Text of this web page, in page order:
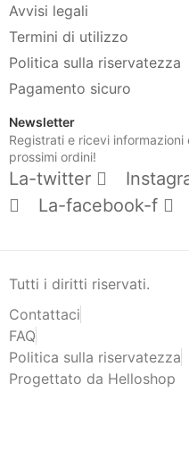
Avvisi legali
Termini di utilizzo
Politica sulla riservatezza
Pagamento sicuro
Newsletter
Registrati e ricevi
prossimi ordini!
La-twitter
La-facebook-f
Tutti i diritti riservati.
Contattaci
FAQ
Politica sulla riservatezza
Progettato da Helloshop